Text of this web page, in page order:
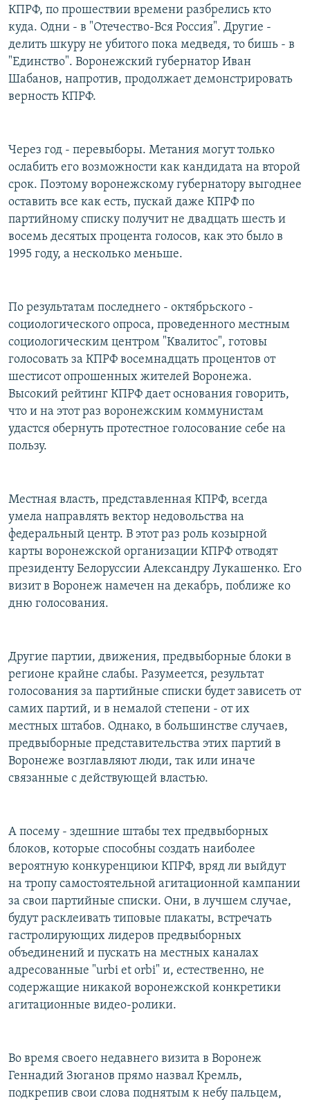
КПРФ, по прошествии времени разбрелись кто
куда. Одни - в "Отечество-Вся Россия". Другие -
делить шкуру не убитого пока медведя, то бишь - в
"Единство". Воронежский губернатор Иван
Шабанов, напротив, продолжает демонстрировать
верность КПРФ.
Через год - перевыборы. Метания могут только
ослабить его возможности как кандидата на второй
срок. Поэтому воронежскому губернатору выгоднее
оставить все как есть, пускай даже КПРФ по
партийному списку получит не двадцать шесть и
восемь десятых процента голосов, как это было в
1995 году, а несколько меньше.
По результатам последнего - октябрьского -
социологического опроса, проведенного местным
социологическим центром "Квалитос", готовы
голосовать за КПРФ восемнадцать процентов от
шестисот опрошенных жителей Воронежа.
Высокий рейтинг КПРФ дает основания говорить,
что и на этот раз воронежским коммунистам
удастся обернуть протестное голосование себе на
пользу.
Местная власть, представленная КПРФ, всегда
умела направлять вектор недовольства на
федеральный центр. В этот раз роль козырной
карты воронежской организации КПРФ отводят
президенту Белоруссии Александру Лукашенко. Его
визит в Воронеж намечен на декабрь, поближе ко
дню голосования.
Другие партии, движения, предвыборные блоки в
регионе крайне слабы. Разумеется, результат
голосования за партийные списки будет зависеть от
самих партий, и в немалой степени - от их
местных штабов. Однако, в большинстве случаев,
предвыборные представительства этих партий в
Воронеже возглавляют люди, так или иначе
связанные с действующей властью.
А посему - здешние штабы тех предвыборных
блоков, которые способны создать наиболее
вероятную конкуренциюи КПРФ, вряд ли выйдут
на тропу самостоятельной агитационной кампании
за свои партийные списки. Они, в лучшем случае,
будут расклеивать типовые плакаты, встречать
гастролирующих лидеров предвыборных
объединений и пускать на местных каналах
адресованные "urbi et оrbi" и, естественно, не
содержащие никакой воронежской конкретики
агитационные видео-ролики.
Во время своего недавнего визита в Воронеж
Геннадий Зюганов прямо назвал Кремль,
подкрепив свои слова поднятым к небу пальцем,